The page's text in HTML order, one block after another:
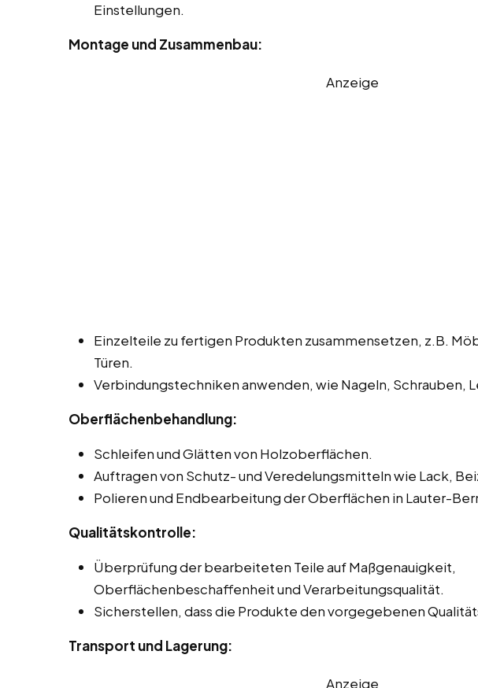
Einstellungen.
Montage und Zusammenbau:
Anzeige
Einzelteile zu fertigen Produkten zusammensetzen, z.B.
Türen.
Verbindungstechniken anwenden, wie Nageln, Schrauben,
Oberflächenbehandlung:
Schleifen und Glätten von Holzoberflächen.
Auftragen von Schutz- und Veredelungsmitteln wie Lack,
Polieren und Endbearbeitung der Oberflächen in Lauter-
Qualitätskontrolle:
Überprüfung der bearbeiteten Teile auf Maßgenauigkeit,
Oberflächenbeschaffenheit und Verarbeitungsqualität.
Sicherstellen, dass die Produkte den vorgegebenen
Transport und Lagerung:
Anzeige